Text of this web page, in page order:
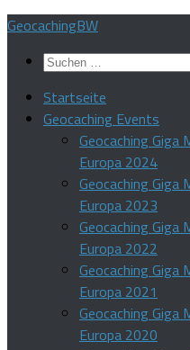
Zum
springen
GeocachingBW
Suchen
Startseite
Geocaching Events
Geocaching Giga
Europa 2024
Geocaching Giga
Europa 2023
Geocaching Giga
Europa 2022
Geocaching Giga
Europa 2021
Geocaching Giga
Europa 2020